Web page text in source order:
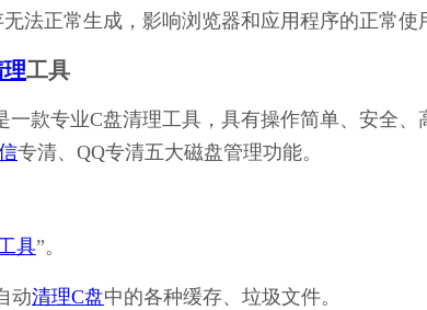
法正常生成，影响浏览器和应用程序的正常使
工具
一款专业C盘清理工具，具有操作简单、安全
专清、QQ专清五大磁盘管理功能。
具”。
动清理C盘中的各种缓存、垃圾文件。